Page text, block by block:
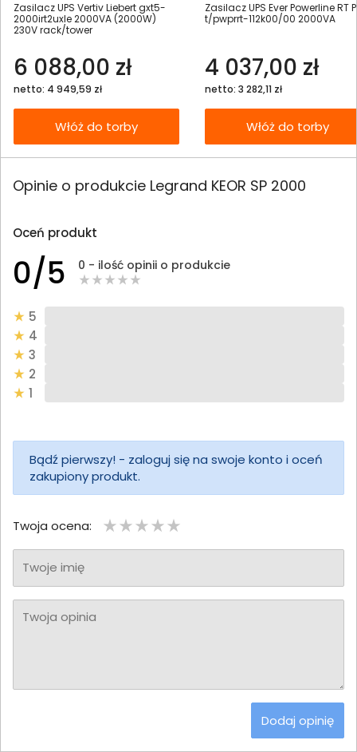
Zasilacz UPS Vertiv Liebert gxt5-
2000irt2uxle 2000VA (2000W)
230V rack/tower
6 088,00 zł
netto: 4 949,59 zł
Włóż do torby
Zasilacz UPS Ever Powerline RT
t/pwprrt-112k00/00 2000VA
4 037,00 zł
netto: 3 282,11 zł
Włóż do torby
Opinie o produkcie Legrand KEOR SP 2000
Oceń produkt
0/5 0 - ilość opinii o produkcie
5
4
3
2
1
Bądź pierwszy! - zaloguj się na swoje konto i oceń
zakupiony produkt.
Twoja ocena:
Twoje imię
Twoja opinia
Dodaj opinię